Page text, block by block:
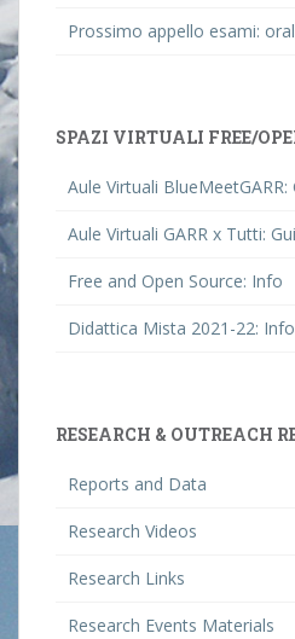
Prossimo appello esami:
SPAZI VIRTUALI FREE/
Aule Virtuali BlueMeetGARR:
Aule Virtuali GARR x Tutti:
Free and Open Source: Info
Didattica Mista 2021-22: Info
RESEARCH & OUTREACH
Reports and Data
Research Videos
Research Links
Research Events Materials